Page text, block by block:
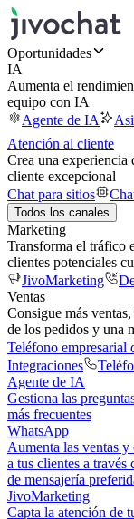
Oportunidades
IA
Aumenta el
equipo con IA
Agente de IA
Atención al cliente
Crea una experiencia
cliente excepcional
Chat para sitios
Todos los canales
Marketing
Transforma el tráfico
clientes potenciales
JivoMarketing
Ventas
Consigue más
de los pedidos y una
Teléfono empresarial
Integraciones
Agente de IA
Gestiona las
más frecuentes
WhatsApp
Aumenta las ventas y
a tus clientes a través
de mensajería
JivoMarketing
Capta la atención de